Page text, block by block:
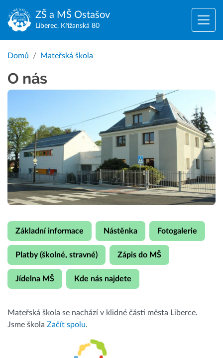
ZŠ a MŠ Ostašov
Liberec, Křižanská 80
Domů Mateřská škola
O nás
Základní informace Nástěnka Fotogalerie
Platby (školné, stravné) Zápis do MŠ
Jídelna MŠ Kde nás najdete
Mateřská škola se nachází v klidné části města Liberce.
Jsme škola Začít spolu.